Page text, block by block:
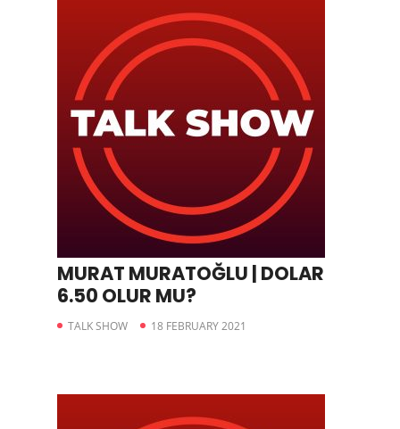
MURAT MURATOĞLU | DOLAR
6.50 OLUR MU?
TALK SHOW 18 FEBRUARY 2021